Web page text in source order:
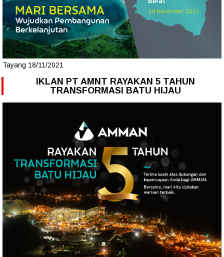
Tayang 18/11/2021
IKLAN PT AMNT RAYAKAN 5 TAHUN
TRANSFORMASI BATU HIJAU